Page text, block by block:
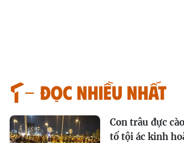
Đọc nhiều nhất
Con trâu đực
tố tội ác kinh